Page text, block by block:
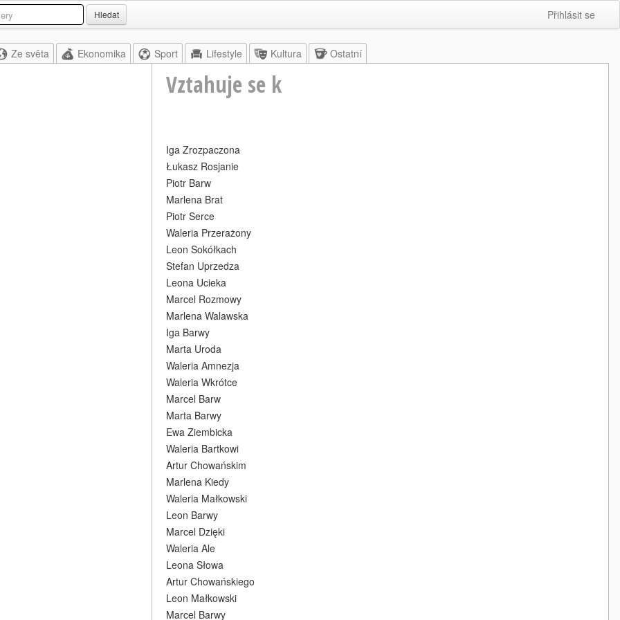
Hledat Přihlásit se
Ze světa Ekonomika Sport Lifestyle Kultura Ostatní
Vztahuje se k
Iga Zrozpaczona
Łukasz Rosjanie
Piotr Barw
Marlena Brat
Piotr Serce
Waleria Przerażony
Leon Sokółkach
Stefan Uprzedza
Leona Ucieka
Marcel Rozmowy
Marlena Walawska
Iga Barwy
Marta Uroda
Waleria Amnezja
Waleria Wkrótce
Marcel Barw
Marta Barwy
Ewa Ziembicka
Waleria Bartkowi
Artur Chowańskim
Marlena Kiedy
Waleria Małkowski
Leon Barwy
Marcel Dzięki
Waleria Ale
Leona Słowa
Artur Chowańskiego
Leon Małkowski
Marcel Barwy